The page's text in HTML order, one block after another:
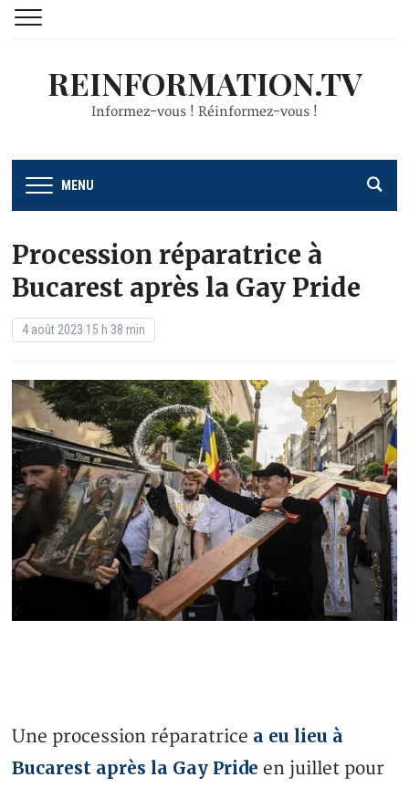
REINFORMATION.TV
Informez-vous ! Réinformez-vous !
MENU
Procession réparatrice à
Bucarest après la Gay Pride
4 août 2023 15 h 38 min
Une procession réparatrice a eu lieu à
Bucarest après la Gay Pride en juillet pour